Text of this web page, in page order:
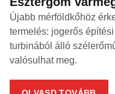
Újabb mérföldkőhöz
termelés: jogerős
turbinából álló
valósulhat meg.